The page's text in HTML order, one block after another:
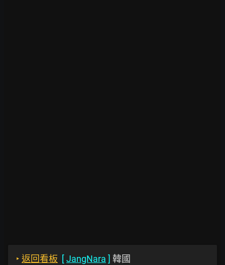
‣ 返回看板 [JangNara ] 韓國